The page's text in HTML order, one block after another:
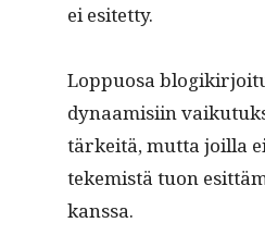
ei esitetty.
Lop­pu­osa
dynaamisi­in
tärkeitä, mut­ta joil­la
tekemistä tuon
kanssa.